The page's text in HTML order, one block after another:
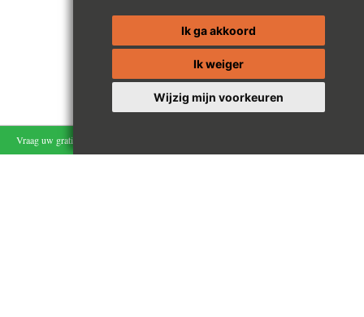
Ik ga akkoord
Ik weiger
Wijzig mijn voorkeuren
Vraag uw gratis schatting aan